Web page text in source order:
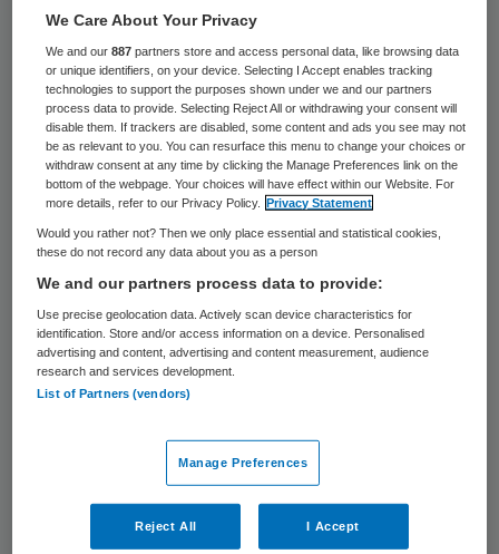
onderzoeken moeten inzicht geven in welke
leefstijlinterventies kunnen worden ingezet
bij welke ziekten en aandoeningen, bij welke
patiënten en onder welke voorwaarden. Ook
hoopt ZonMw op onderzoeken naar de
(kosten)effectiviteit van
leefstijlgeneeskunde.
Op het gebied van diabetes type 2 en
overgewicht is inmiddels een aantal
erkende leefstijlinterventies. Deze
interventies blijken effectief: door
bijvoorbeeld aanpassing van
voedingsgewoonten kan bijvoorbeeld
twee miljoen euro bespaard worden
op diabeteszorg. Voor andere aandoeningen
lijken leefstijlinterventies eveneens
We Care About Your Privacy
We and our887 partners store and access personal data, like browsing data
or unique identifiers, on your device. Selecting I Accept enables tracking
technologies to support the purposes shown under we and our partners
process data to provide. Selecting Reject All or withdrawing your consent will
disable them. If trackers are disabled, some content and ads you see may not
be as relevant to you. You can resurface this menu to change your choices or
withdraw consent at any time by clicking the Manage Preferences link on the
bottom of the webpage. Your choices will have effect within our Website. For
more details, refer to our Privacy Policy.
Privacy Statement
Would you rather not? Then we only place essential and statistical cookies,
these do not record any data about you as a person
We and our partners process data to provide:
Use precise geolocation data. Actively scan device characteristics for
identification. Store and/or access information on a device. Personalised
advertising and content, advertising and content measurement, audience
research and services development.
List of Partners (vendors)
Manage Preferences
Reject All I Accept